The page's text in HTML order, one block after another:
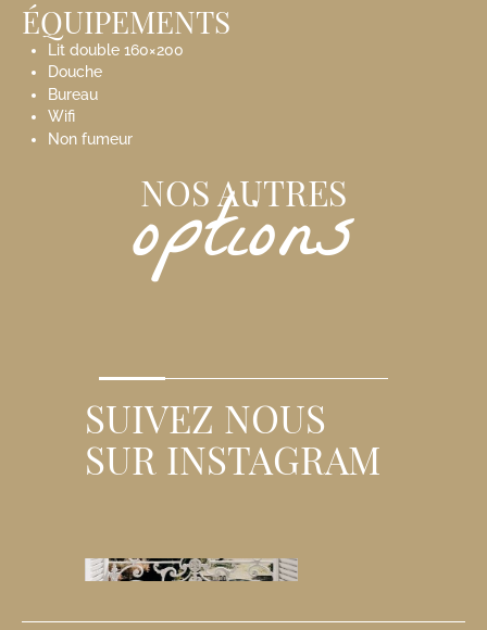
ÉQUIPEMENTS
Lit double 160×200
Douche
Bureau
Wifi
Non fumeur
NOS AUTRES
options
SUIVEZ NOUS
SUR INSTAGRAM